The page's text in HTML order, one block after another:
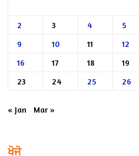
2
3 4 5
9
10 11 12
16
17 18 19
23
24 25 26
« Jan Mar »
ਖੋਜੋ